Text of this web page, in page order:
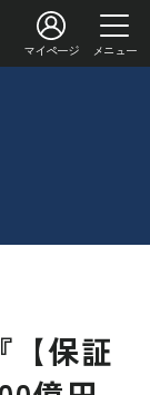
マイページ メニュー
【保証